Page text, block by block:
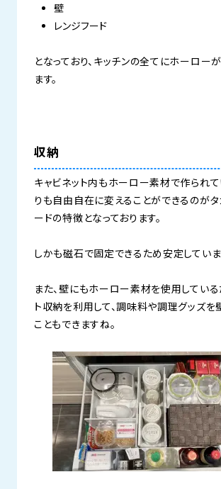
壁
レンジフード
となっており、キッチンの全てにホーロー
ます。
収納
キャビネット内もホーロー素材で作られ
りも自由自在に変えることができるのが
ードの特徴となっております。
しかも磁石で固定できるため安定していま
また、壁にもホーロー素材を使用している
ト収納を利用して、調味料や調理グッズを
こともできますね。